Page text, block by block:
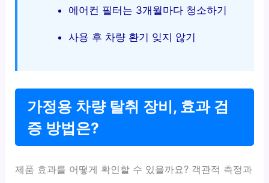
에어컨 필터는 3개월마다 청소하기
사용 후 차량 환기 잊지 않기
가정용 차량 탈취 장비, 효과 검
증 방법은?
제품 효과를 어떻게 확인할 수 있을까요? 객관적 측정과